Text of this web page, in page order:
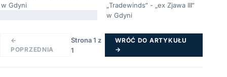
w Gdyni
„Tradewinds” - „ex Zjawa III”
w Gdyni
←
POPRZEDNIA
Strona 1 z
1
WRÓĆ DO ARTYKUŁU
→